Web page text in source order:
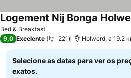
Bed & Breakfast
Logement Nij Bonga
9,0 Excelente 221 Holwerd, a 19.2
Selecione as datas para ver os
exatos.